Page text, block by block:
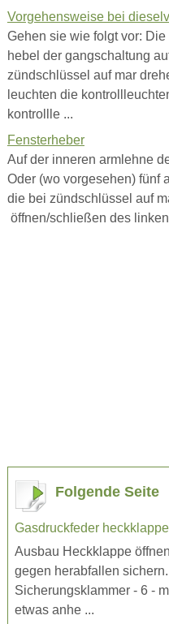
Vorgehensweise bei
Gehen sie wie folgt vor:
hebel der gangschaltung
zündschlüssel auf mar
leuchten die
kontrollle ...
Fensterheber
Auf der inneren armlehne
Oder (wo vorgesehen) fünf
die bei zündschlüssel auf
öffnen/schließen des
Folgende Seite
Gasdruckfeder
Ausbau Heckklappe
gegen herabfallen
Sicherungsklammer - 6 -
etwas anhe ...